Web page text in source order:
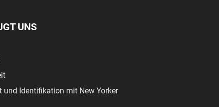
UNS
und Identifikation mit New Yorker